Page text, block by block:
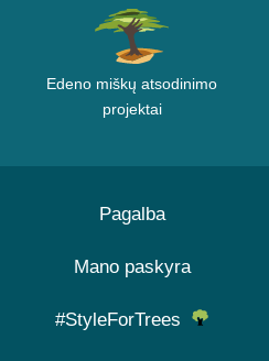
Edeno miškų atsodinimo
projektai
Pagalba
Mano paskyra
#StyleForTrees